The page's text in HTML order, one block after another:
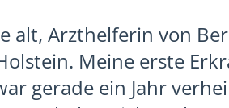
alt, Arzthelferin von
Meine erste
gerade ein Jahr